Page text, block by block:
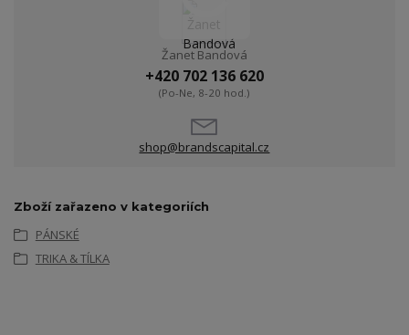
Žanet Bandová
+420 702 136 620
(Po-Ne, 8-20 hod.)
shop@brandscapital.cz
Zboží zařazeno v kategoriích
PÁNSKÉ
TRIKA & TÍLKA